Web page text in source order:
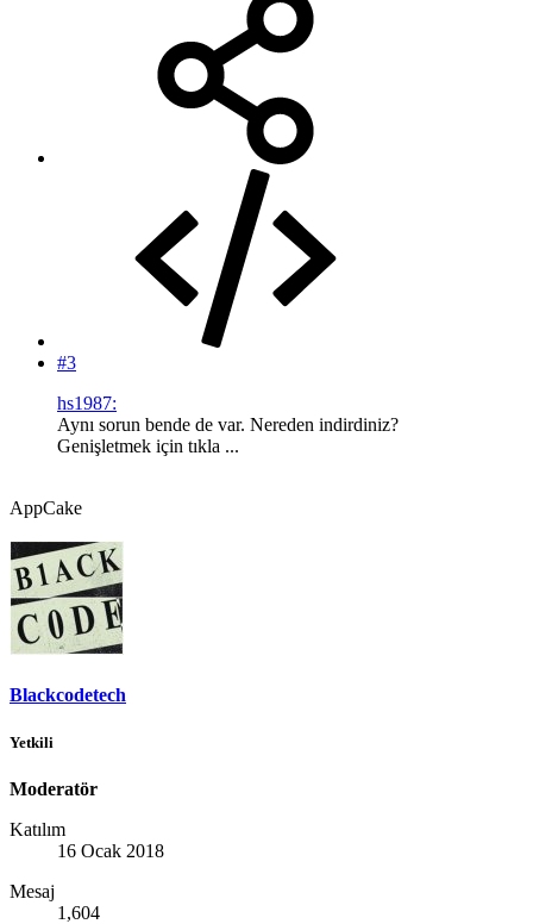
#3
hs1987:
Aynı sorun bende de var. Nereden indirdiniz?
Genişletmek için tıkla ...
AppCake
Blackcodetech
Yetkili
Moderatör
Katılım
16 Ocak 2018
Mesaj
1,604